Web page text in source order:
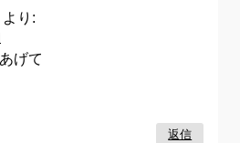
より:
げて
返信